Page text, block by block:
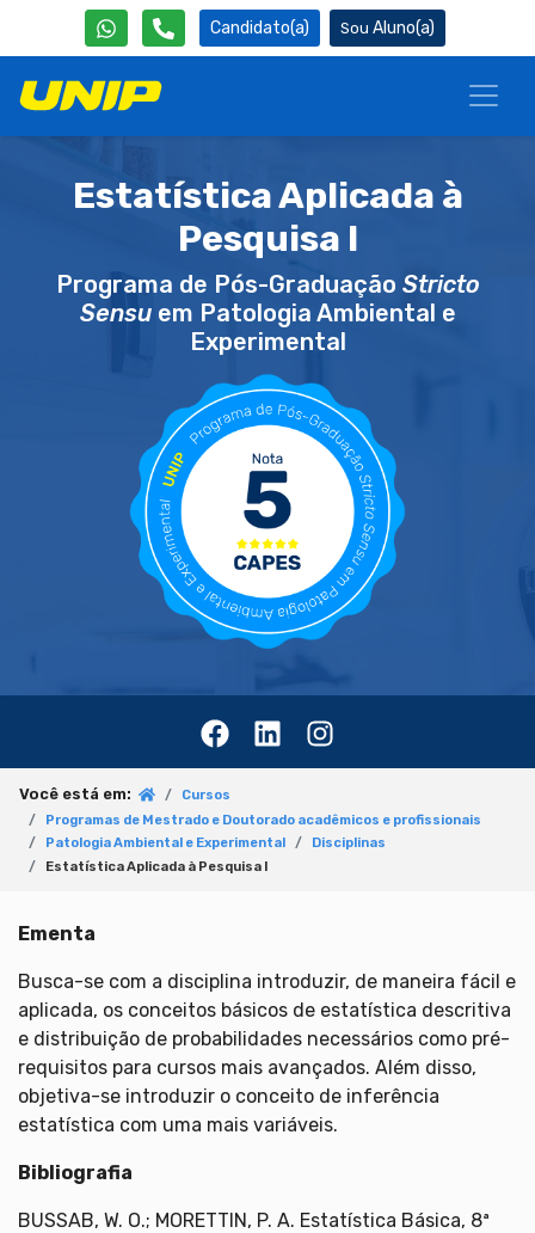
Candidato(a) Aluno(a)
Estatística Aplicada à
Pesquisa I
Programa de Pós-Graduação Stricto
Sensuem Patologia Ambiental e
Experimental
Você está em:
Cursos
Programas de Mestrado e Doutorado acadêmicos e profissionais
Patologia Ambiental e Experimental
Disciplinas
Estatística Aplicada à Pesquisa I
Ementa
Busca-se com a disciplina introduzir, de maneira fácil e
aplicada, os conceitos básicos de estatística descritiva
e distribuição de probabilidades necessários como pré-
requisitos para cursos mais avançados. Além disso,
objetiva-se introduzir o conceito de inferência
estatística com uma mais variáveis.
Bibliografia
BUSSAB, W. O.; MORETTIN, P. A. Estatística Básica, 8ª